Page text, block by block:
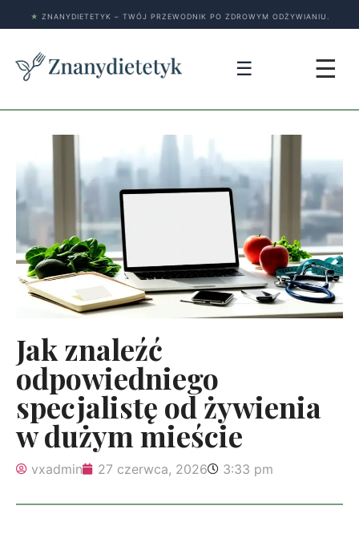
★ ZNANYDIETETYK – TWÓJ PRZEWODNIK PO ZDROWYM ODŻYWIANIU.
☰ ☰
Jak znaleźć
odpowiedniego
specjalistę od żywienia
w dużym mieście
vxadmin 27 czerwca, 2026 3:33 pm